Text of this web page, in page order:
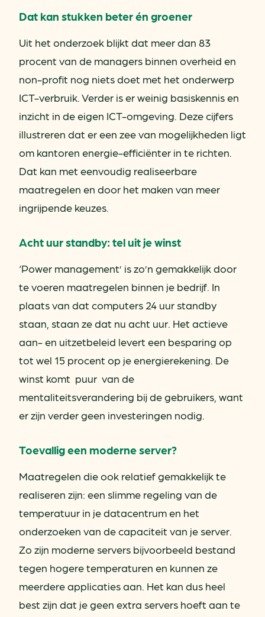
Dat kan stukken beter én groener
Uit het onderzoek blijkt dat meer dan 83
procent van de managers binnen overheid en
non-profit nog niets doet met het onderwerp
ICT-verbruik. Verder is er weinig basiskennis en
inzicht in de eigen ICT-omgeving. Deze cijfers
illustreren dat er een zee van mogelijkheden ligt
om kantoren energie-efficiënter in te richten.
Dat kan met eenvoudig realiseerbare
maatregelen en door het maken van meer
ingrijpende keuzes.
Acht uur standby: tel uit je winst
‘Power management’ is zo’n gemakkelijk door
te voeren maatregelen binnen je bedrijf. In
plaats van dat computers 24 uur standby
staan, staan ze dat nu acht uur. Het actieve
aan- en uitzetbeleid levert een besparing op
tot wel 15 procent op je energierekening. De
winst komt puur van de
mentaliteitsverandering bij de gebruikers, want
er zijn verder geen investeringen nodig.
Toevallig een moderne server?
Maatregelen die ook relatief gemakkelijk te
realiseren zijn: een slimme regeling van de
temperatuur in je datacentrum en het
onderzoeken van de capaciteit van je server.
Zo zijn moderne servers bijvoorbeeld bestand
tegen hogere temperaturen en kunnen ze
meerdere applicaties aan. Het kan dus heel
best zijn dat je geen extra servers hoeft aan te